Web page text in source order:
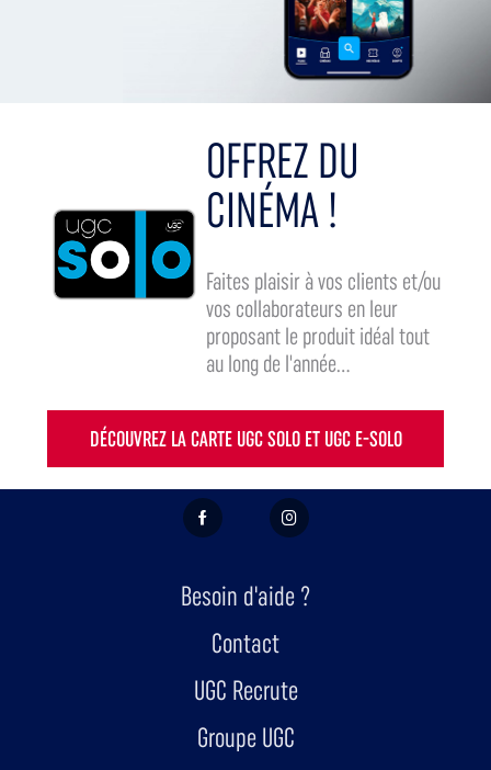
OFFREZ DU
CINÉMA !
Faites plaisir à vos clients et/ou
vos collaborateurs en leur
proposant le produit idéal tout
au long de l'année...
DÉCOUVREZ LA CARTE UGC SOLO ET UGC E-SOLO
FACEBOOK INSTAGRAM
Besoin d'aide ?
Contact
UGC Recrute
Groupe UGC